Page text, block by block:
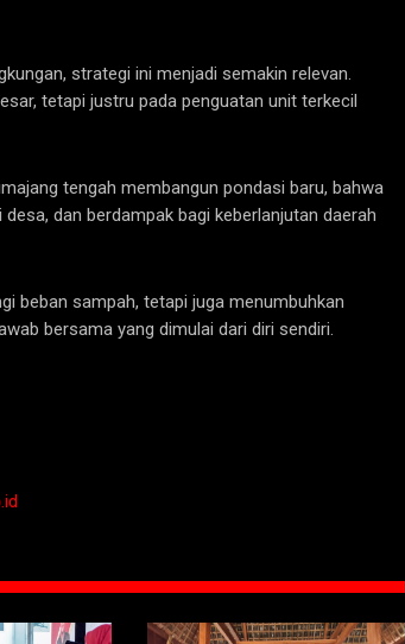
strategi ini menjadi semakin relevan.
tetapi justru pada penguatan unit terkecil
tengah membangun pondasi baru, bahwa
dan berdampak bagi keberlanjutan daerah
beban sampah, tetapi juga menumbuhkan
bersama yang dimulai dari diri sendiri.